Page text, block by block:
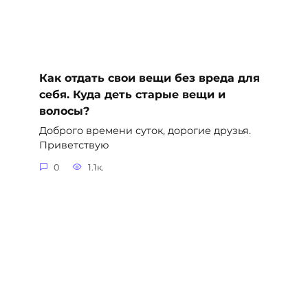
Как отдать свои вещи без вреда для
себя. Куда деть старые вещи и
волосы?
Доброго времени суток, дорогие друзья.
Приветствую
0 1.1к.